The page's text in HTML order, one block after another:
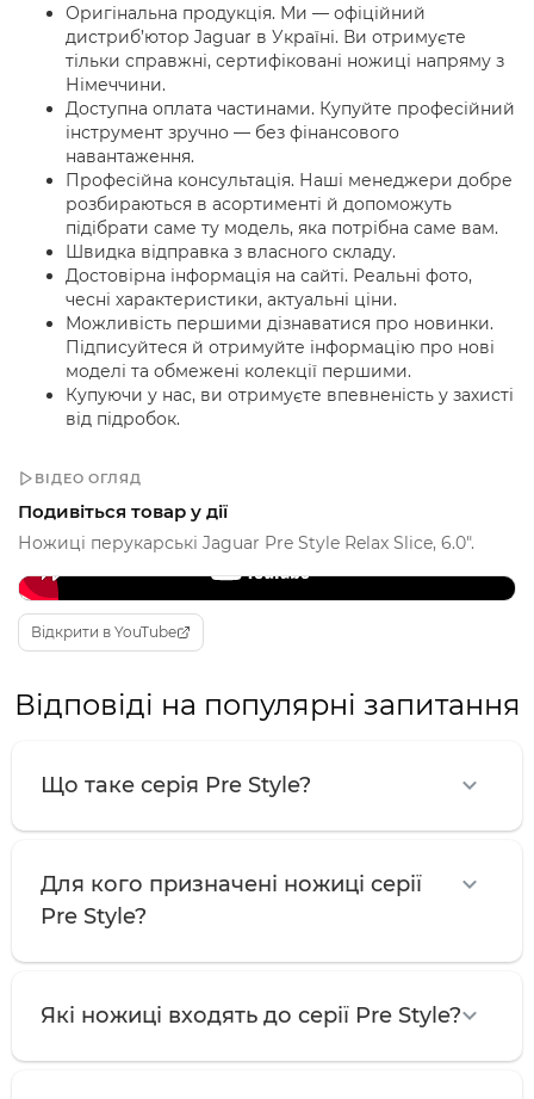
Оригінальна продукція. Ми — офіційний
дистриб’ютор Jaguar в Україні. Ви отримуєте
тільки справжні, сертифіковані ножиці напряму з
Німеччини.
Доступна оплата частинами. Купуйте професійний
інструмент зручно — без фінансового
навантаження.
Професійна консультація. Наші менеджери добре
розбираються в асортименті й допоможуть
підібрати саме ту модель, яка потрібна саме вам.
Швидка відправка з власного складу.
Достовірна інформація на сайті. Реальні фото,
чесні характеристики, актуальні ціни.
Можливість першими дізнаватися про новинки.
Підписуйтеся й отримуйте інформацію про нові
моделі та обмежені колекції першими.
Купуючи у нас, ви отримуєте впевненість у захисті
від підробок.
ВІДЕО ОГЛЯД
Подивіться товар у дії
Ножиці перукарські Jaguar Pre Style Relax Slice, 6.0".
Instagram Reel
Відкрити в YouTube
Відповіді на популярні запитання
Що таке серія Pre Style?
Для кого призначені ножиці серії
Pre Style?
Які ножиці входять до серії Pre Style?